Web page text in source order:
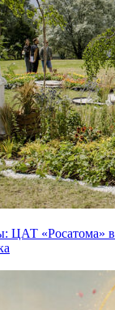
ЦАТ «Росатома» в